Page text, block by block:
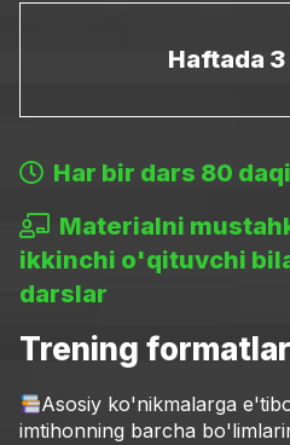
Haftada
Har bir dars 80
Materialni
ikkinchi o'qituvchi
darslar
Trening
Asosiy ko'nikmalarga
imtihonning barcha